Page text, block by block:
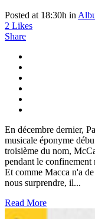
Posted at 18:30h in
2 Likes
Share
En décembre dernier,
musicale éponyme
troisième du nom,
pendant le
Et comme Macca n'a
nous surprendre, il...
Read More